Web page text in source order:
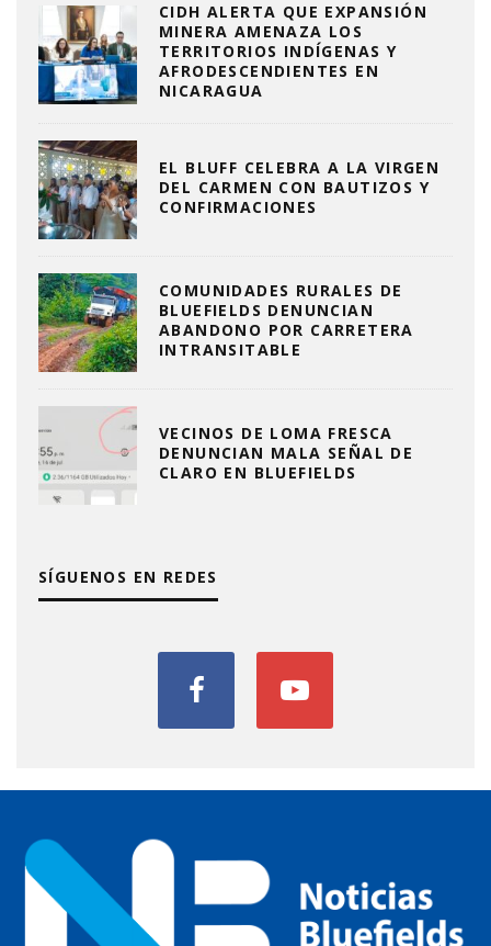
CIDH ALERTA QUE EXPANSIÓN
MINERA AMENAZA LOS
TERRITORIOS INDÍGENAS Y
AFRODESCENDIENTES EN
NICARAGUA
EL BLUFF CELEBRA A LA VIRGEN
DEL CARMEN CON BAUTIZOS Y
CONFIRMACIONES
COMUNIDADES RURALES DE
BLUEFIELDS DENUNCIAN
ABANDONO POR CARRETERA
INTRANSITABLE
VECINOS DE LOMA FRESCA
DENUNCIAN MALA SEÑAL DE
CLARO EN BLUEFIELDS
SÍGUENOS EN REDES